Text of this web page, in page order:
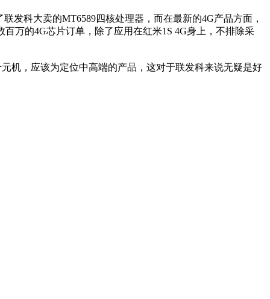
科大卖的MT6589四核处理器，而在最新的4G产品方面，
万的4G芯片订单，除了应用在红米1S 4G身上，不排除采
机，应该为定位中高端的产品，这对于联发科来说无疑是好